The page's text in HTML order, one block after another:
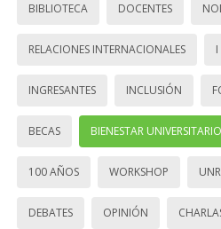
BIBLIOTECA DOCENTES
RELACIONES INTERNACIONALES
INGRESANTES INCLUSIÓN
BECAS BIENESTAR UNIVERSITARIO
100 AÑOS WORKSHOP UNR
DEBATES OPINIÓN